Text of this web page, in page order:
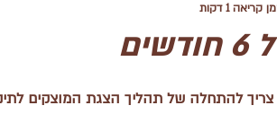
התפתחות תינוקות
קריאה 1 דקות
להתחלה של תהליך הצגת המוצקים